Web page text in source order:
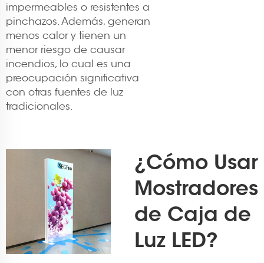
impermeables o resistentes a
pinchazos. Además, generan
menos calor y tienen un
menor riesgo de causar
incendios, lo cual es una
preocupación significativa
con otras fuentes de luz
tradicionales.
¿Cómo Usar
Mostradores
de Caja de
Luz LED?